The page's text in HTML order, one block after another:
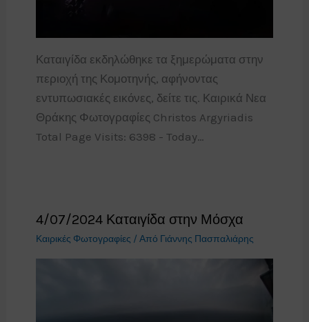
Καταιγίδα εκδηλώθηκε τα ξημερώματα στην
περιοχή της Κομοτηνής, αφήνοντας
εντυπωσιακές εικόνες, δείτε τις. Καιρικά Νεα
Θράκης Φωτογραφίες Christos Argyriadis
Total Page Visits: 6398 - Today…
4/07/2024 Καταιγίδα στην Μόσχα
Καιρικές Φωτογραφίες / Από Γιάννης Πασπαλιάρης